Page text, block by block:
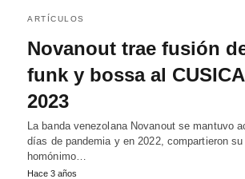
ARTÍCULOS
Novanout trae fusión
funk y bossa al
2023
La banda venezolana Novanout se mantuvo
días de pandemia y en 2022, compartieron
homónimo…
Hace 3 años